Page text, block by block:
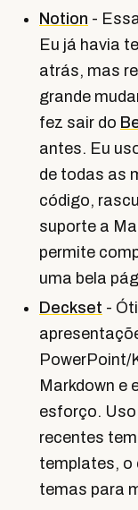
Notion -
Eu já havia
atrás, mas
grande
fez sair do
antes. Eu
de todas as
código,
suporte a
permite
uma bela
Deckset -
PowerPoint/
Markdown e
esforço. Uso
recentes
templates, o
temas para